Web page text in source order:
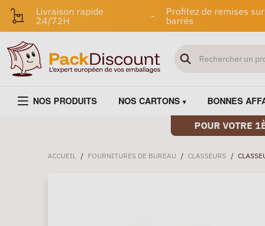
Livraison rapide
24/72H
-
Profitez de remises
barrés
NOS PRODUITS NOS CARTONS BONNES
POUR VOTRE
ACCUEIL / FOURNITURES DE BUREAU / CLASSEURS /